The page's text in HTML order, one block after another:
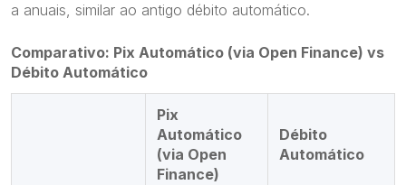
a anuais, similar ao antigo débito automático.
Comparativo: Pix Automático (via Open Finance) vs
Débito Automático
Pix
Automático
(via Open
Finance)
Débito
Automático